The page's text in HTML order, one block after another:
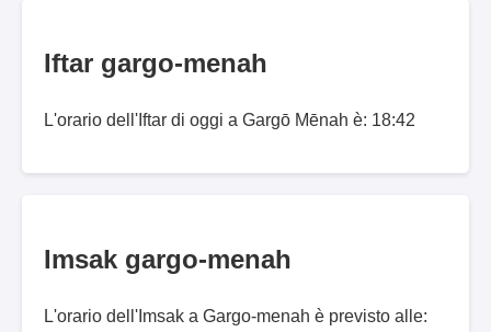
Iftar gargo-menah
L'orario dell'Iftar di oggi a Gargō Mēnah è: 18:42
Imsak gargo-menah
L'orario dell'Imsak a Gargo-menah è previsto alle: